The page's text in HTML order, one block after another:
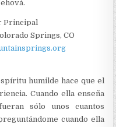
Principal
Springs, CO
humilde hace que el
Cuando ella enseña
sólo unos cuantos
cuando ella